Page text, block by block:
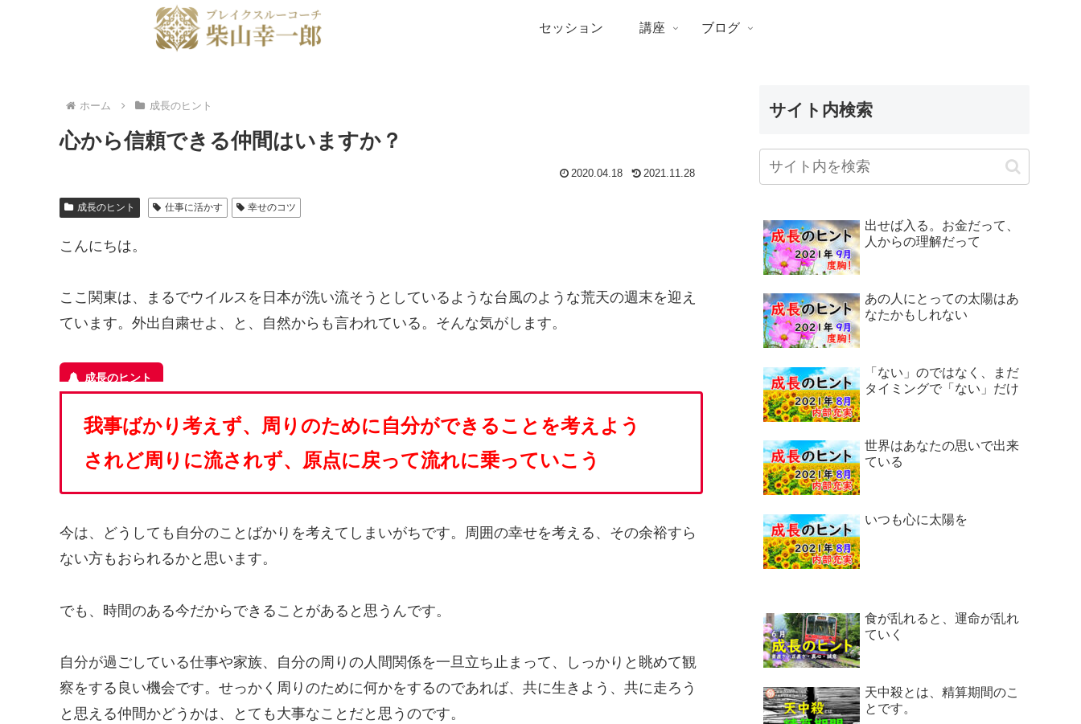
セッション 講座 ブログ
ホーム 成長のヒント
心から信頼できる仲間はいますか？
2020.04.18 2021.11.28
成長のヒント 仕事に活かす 幸せのコツ
こんにちは。
ここ関東は、まるでウイルスを日本が洗い流そうとしているような台風のような荒天の週末を迎え
ています。外出自粛せよ、と、自然からも言われている。そんな気がします。
我事ばかり考えず、周りのために自分ができることを考えよう
されど周りに流されず、原点に戻って流れに乗っていこう
今は、どうしても自分のことばかりを考えてしまいがちです。周囲の幸せを考える、その余裕すら
ない方もおられるかと思います。
でも、時間のある今だからできることがあると思うんです。
自分が過ごしている仕事や家族、自分の周りの人間関係を一旦立ち止まって、しっかりと眺めて観
察をする良い機会です。せっかく周りのために何かをするのであれば、共に生きよう、共に走ろう
と思える仲間かどうかは、とても大事なことだと思うのです。
サイト内検索
出せば入る。お金だって、
人からの理解だって
あの人にとっての太陽はあ
なたかもしれない
「ない」のではなく、まだ
タイミングで「ない」だけ
世界はあなたの思いで出来
ている
いつも心に太陽を
食が乱れると、運命が乱れ
ていく
天中殺とは、精算期間のこ
とです。